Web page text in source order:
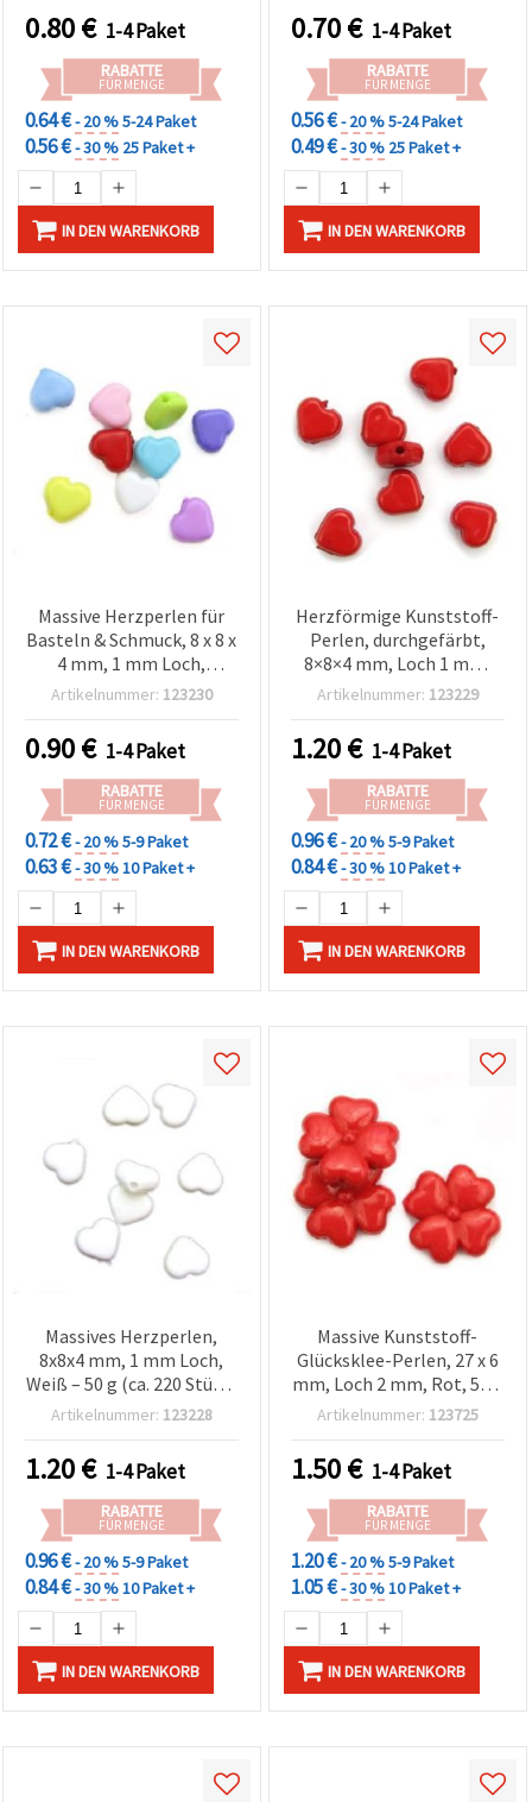
Stickerei & DIY-
Bastelprojekte
0.80€ 1-4 Paket
RABATTE
FÜR MENGE
0.64 €- 20 %5-24 Paket
0.56 €- 30 % 25 Paket +
IN DEN WARENKORB
& kreative
Schmuckherstellung
0.70€ 1-4 Paket
RABATTE
FÜR MENGE
0.56 €- 20 %5-24 Paket
0.49 €- 30 % 25 Paket +
IN DEN WARENKORB
Massive Herzperlen für
Basteln & Schmuck, 8 x 8 x
4 mm, 1 mm Loch,
Farbmix (assortiert) – 50
Artikelnummer: 123230
0.90€ 1-4 Paket
RABATTE
FÜR MENGE
0.72 €- 20 %5-9 Paket
0.63 €- 30 %10 Paket +
IN DEN WARENKORB
Herzförmige Kunststoff-
Perlen, durchgefärbt,
8×8×4 mm, Loch 1 mm,
Rot, 50 g Packung (ca. 220
Schmuckherstellung,
Armbänder, Halsketten,
Accessoires & Dekoration,
DIY-Basteln
Artikelnummer: 123229
1.20€ 1-4 Paket
RABATTE
FÜR MENGE
0.96 €- 20 %5-9 Paket
0.84 €- 30 %10 Paket +
IN DEN WARENKORB
Massives Herzperlen,
8x8x4 mm, 1 mm Loch,
Weiß – 50 g (ca. 220 Stück)
Bastelperlen
Artikelnummer: 123228
1.20€ 1-4 Paket
RABATTE
FÜR MENGE
0.96 €- 20 %5-9 Paket
0.84 €- 30 %10 Paket +
IN DEN WARENKORB
Massive Kunststoff-
Glücksklee-Perlen, 27 x 6
mm, Loch 2 mm, Rot, 50 g
(ca. 20 Stk.)
Artikelnummer: 123725
1.50€ 1-4 Paket
RABATTE
FÜR MENGE
1.20 €- 20 %5-9 Paket
1.05 €- 30 %10 Paket +
IN DEN WARENKORB